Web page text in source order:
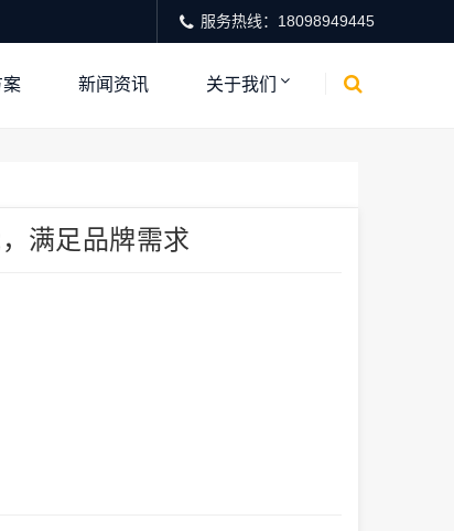
服务热线：18098949445
案 新闻资讯 关于我们
满足品牌需求